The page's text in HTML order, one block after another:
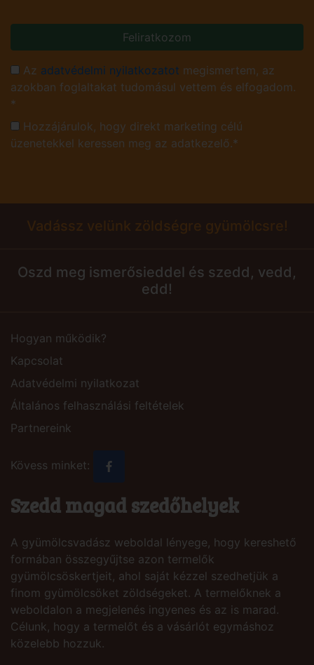
Feliratkozom
Az adatvédelmi nyilatkozatot megismertem, az
azokban foglaltakat tudomásul vettem és elfogadom.
*
Hozzájárulok, hogy direkt marketing célú
üzenetekkel keressen meg az adatkezelő.*
Vadássz velünk zöldségre gyümölcsre!
Oszd meg ismerősieddel és szedd, vedd,
edd!
Hogyan működik?
Kapcsolat
Adatvédelmi nyilatkozat
Általános felhasználási feltételek
Partnereink
Kövess minket:
Szedd magad szedőhelyek
A gyümölcsvadász weboldal lényege, hogy kereshető
formában összegyűjtse azon termelők
gyümölcsöskertjeit, ahol saját kézzel szedhetjük a
finom gyümölcsöket zöldségeket. A termelőknek a
weboldalon a megjelenés ingyenes és az is marad.
Célunk, hogy a termelőt és a vásárlót egymáshoz
közelebb hozzuk.